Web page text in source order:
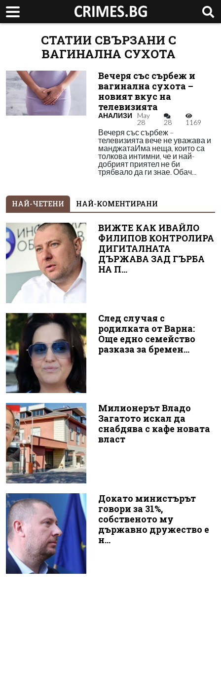
СТАТИИ СВЪРЗАНИ С
ВАГИНАЛНА СУХОТА
Вечеря със сърбеж и
вагинална сухота –
новият вкус на
телевизията
АНАЛИЗИ
May
28
28 1169
Вечеря със сърбеж –
телевизията вече не уважава и
манджатаИма неща, които са
толкова интимни, че и най-
добрият приятел не би
трябвало да ги знае. Обач...
НАЙ-ЧЕТЕНИ НАЙ-КОМЕНТИРАНИ
ВИЖТЕ КАК ИВАЙЛО
ФИЛИПОВ КОНТРОЛИРА
ДИГИТАЛНАТА
ДЪРЖАВА ЗАД ГЪРБА
НА П...
След случая с
родилката от Варна:
Още едно семейство
разказа за бремен...
Милионерът Владо
Загатото искал да
снабдява с кафе новата
власт
Докато министърът
говори за 31%,
собственото му
държавно дружество е
н...